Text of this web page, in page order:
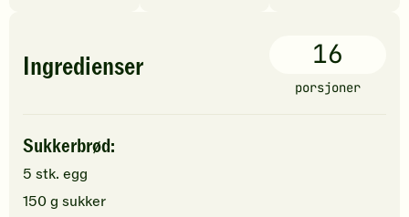
Ingredienser 16
porsjoner
Sukkerbrød:
5 stk. egg
150g sukker